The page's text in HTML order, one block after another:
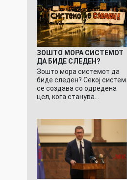
ЗОШТО МОРА СИСТЕМОТ
ДА БИДЕ СЛЕДЕН?
Зошто мора системот да
биде следен? Секој систем
се создава со одредена
цел, кога станува…